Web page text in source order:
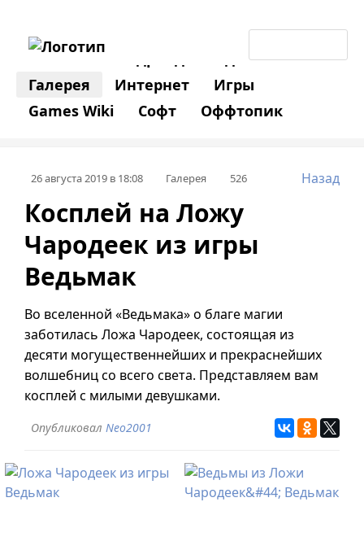
Новости
Гаджеты
Галерея
Интернет
Игры
Games Wiki
Софт
Оффтопик
26 августа 2019 в 18:08 Галерея 526 Назад
Косплей на Ложу
Чародеек из игры
Ведьмак
Во вселенной «Ведьмака» o благе магии
заботилась Ложа Чародеек, состоящая из
десяти могущественнейших и прекраснейших
волшебниц со всего света. Представляем вам
косплей с милыми девушками.
ОпубликовалNeo2001